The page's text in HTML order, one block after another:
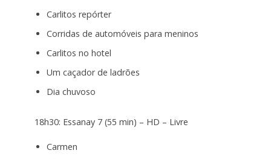
Carlitos repórter
Corridas de automóveis para meninos
Carlitos no hotel
Um caçador de ladrões
Dia chuvoso
18h30: Essanay 7 (55 min) – HD – Livre
Carmen